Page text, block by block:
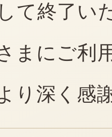
て終了い
まにご利
り深く感